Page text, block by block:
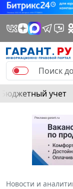
Бюджетный учет
Новости и